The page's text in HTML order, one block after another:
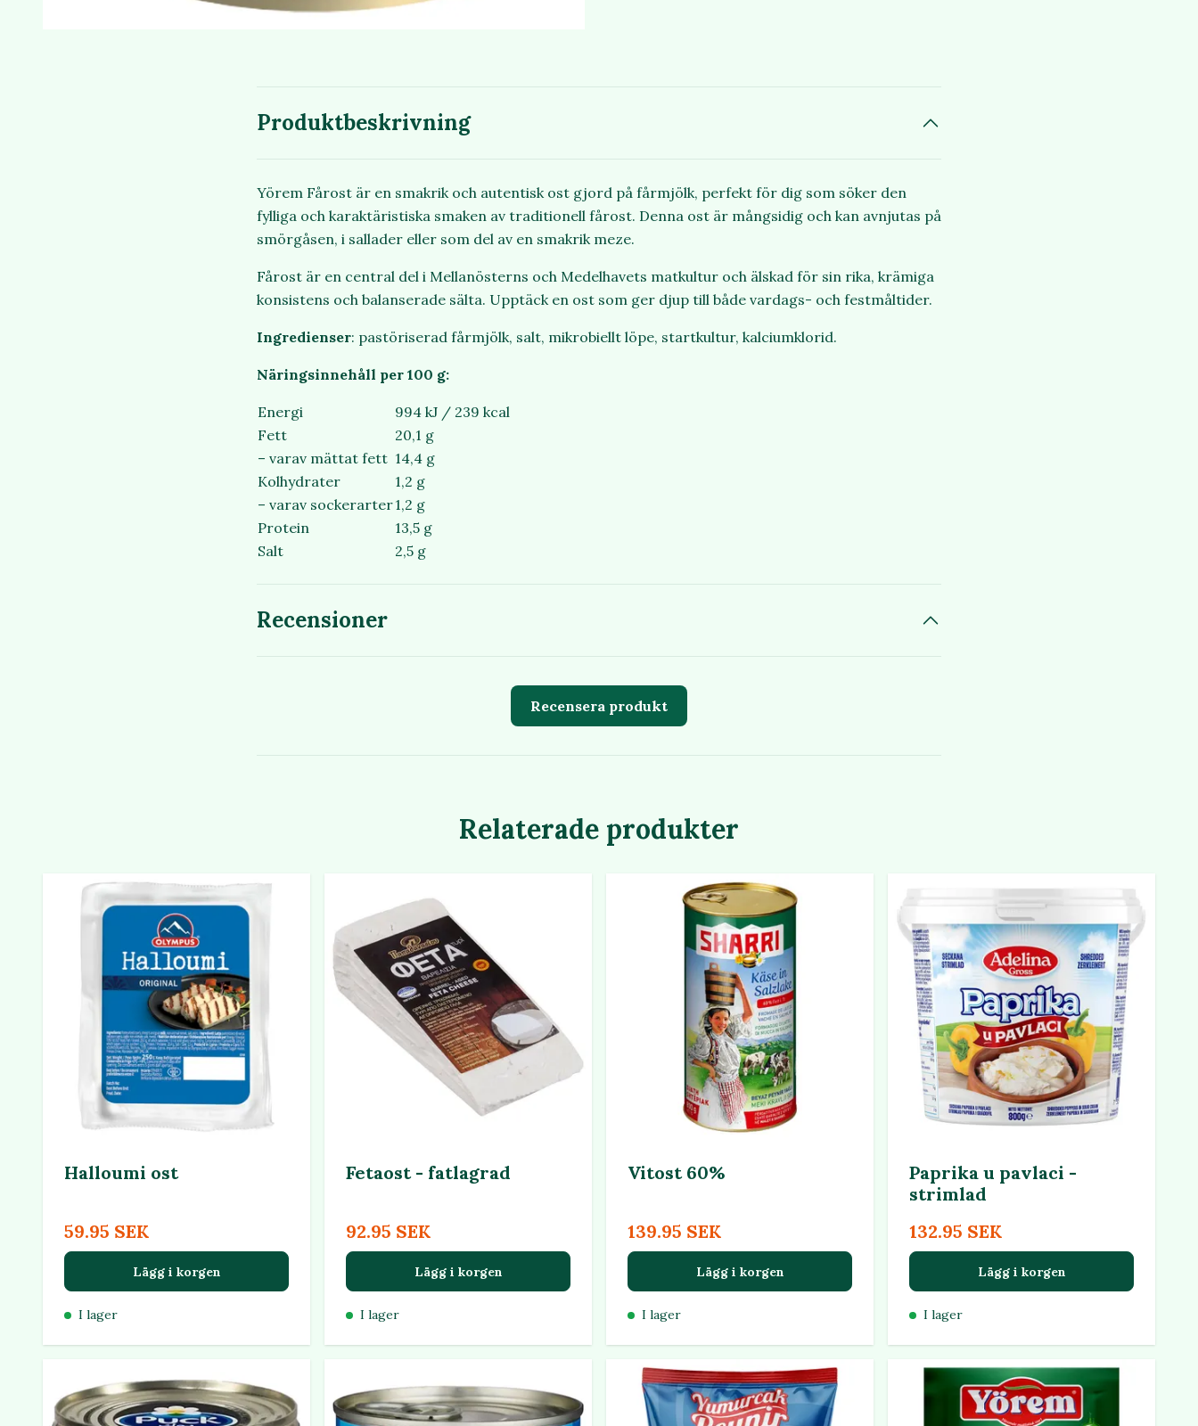
Produktbeskrivning
Yörem Fårost är en smakrik och autentisk ost gjord på fårmjölk, perfekt för dig som söker den
fylliga och karaktäristiska smaken av traditionell fårost. Denna ost är mångsidig och kan avnjutas på
smörgåsen, i sallader eller som del av en smakrik meze.
Fårost är en central del i Mellanösterns och Medelhavets matkultur och älskad för sin rika, krämiga
konsistens och balanserade sälta. Upptäck en ost som ger djup till både vardags- och festmåltider.
Ingredienser: pastöriserad fårmjölk, salt, mikrobiellt löpe, startkultur, kalciumklorid.
Näringsinnehåll per 100 g:
Energi
994 kJ / 239 kcal
Fett
20,1 g
– varav mättat fett 14,4 g
Kolhydrater
1,2 g
– varav sockerarter1,2 g
Protein
13,5 g
Salt
2,5 g
Recensioner
Recensera produkt
Relaterade produkter
Halloumi ost
59.95 SEK
Lägg i korgen
I lager
Fetaost - fatlagrad
92.95 SEK
Lägg i korgen
I lager
Vitost 60%
139.95 SEK
Lägg i korgen
I lager
Paprika u pavlaci -
strimlad
132.95 SEK
Lägg i korgen
I lager